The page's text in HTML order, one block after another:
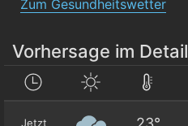
Zum Gesundheitswetter
Vorhersage im Detail
Jetzt